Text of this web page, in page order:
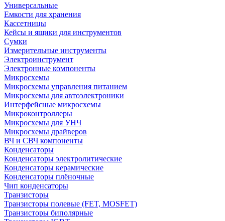
Универсальные
Емкости для хранения
Кассетницы
Кейсы и ящики для инструментов
Сумки
Измерительные инструменты
Электроинструмент
Электронные компоненты
Микросхемы
Микросхемы управления питанием
Микросхемы для автоэлектроники
Интерфейсные микросхемы
Микроконтроллеры
Микросхемы для УНЧ
Микросхемы драйверов
ВЧ и СВЧ компоненты
Конденсаторы
Конденсаторы электролитические
Конденсаторы керамические
Конденсаторы плёночные
Чип конденсаторы
Транзисторы
Транзисторы полевые (FET, MOSFET)
Транзисторы биполярные